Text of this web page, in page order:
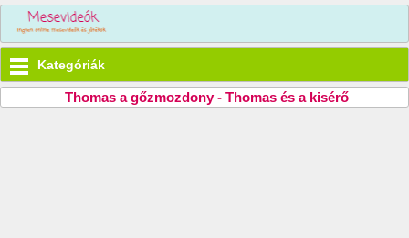
Kategóriák
Thomas a gőzmozdony - Thomas és a kisérő